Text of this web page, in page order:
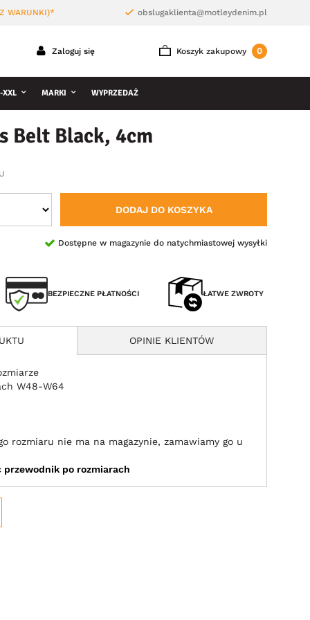
WARUNKI)* obslugaklienta@motleydenim.pl
Koszyk zakupowy 0
Zaloguj się
XXL MARKI WYPRZEDAŻ
Belt Black, 4cm
DODAJ DO KOSZYKA
Dostępne w magazynie do natychmiastowej wysyłki
BEZPIECZNE PŁATNOŚCI ŁATWE ZWROTY
OPINIE KLIENTÓW
W48-W64
rozmiaru nie ma na magazynie, zamawiamy go u
po rozmiarach